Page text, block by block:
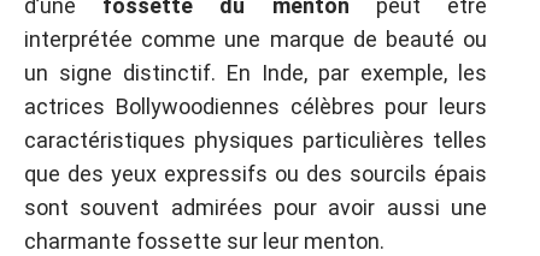
d’une fossette du menton peut être
interprétée comme une marque de beauté ou
un signe distinctif. En Inde, par exemple, les
actrices Bollywoodiennes célèbres pour leurs
caractéristiques physiques particulières telles
que des yeux expressifs ou des sourcils épais
sont souvent admirées pour avoir aussi une
charmante fossette sur leur menton.